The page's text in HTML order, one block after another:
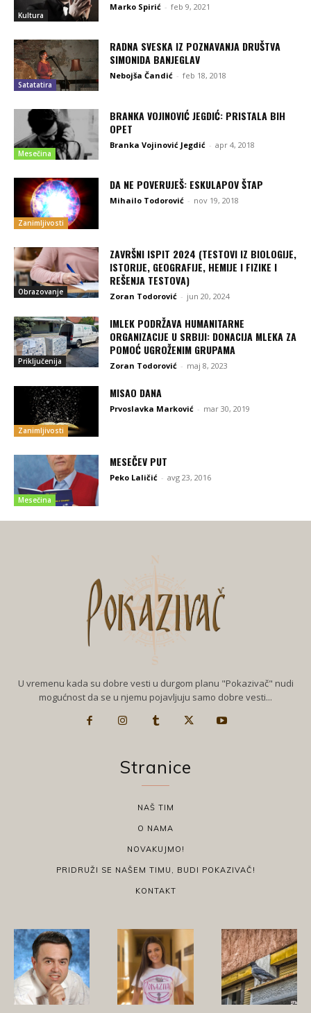
Kultura
Marko Spirić - feb 9, 2021
Satatatira
RADNA SVESKA IZ POZNAVANJA DRUŠTVA
SIMONIDA BANJEGLAV
Nebojša Čandić - feb 18, 2018
Mesečina
BRANKA VOJINOVIĆ JEGDIĆ: PRISTALA BIH
OPET
Branka Vojinović Jegdić - apr 4, 2018
Zanimljivosti
DA NE POVERUJEŠ: ESKULAPOV ŠTAP
Mihailo Todorović - nov 19, 2018
Obrazovanje
ZAVRŠNI ISPIT 2024 (TESTOVI IZ BIOLOGIJE,
ISTORIJE, GEOGRAFIJE, HEMIJE I FIZIKE I
REŠENJA TESTOVA)
Zoran Todorović - jun 20, 2024
Priključenija
IMLEK PODRŽAVA HUMANITARNE
ORGANIZACIJE U SRBIJI: DONACIJA MLEKA ZA
POMOĆ UGROŽENIM GRUPAMA
Zoran Todorović - maj 8, 2023
Zanimljivosti
MISAO DANA
Prvoslavka Marković - mar 30, 2019
Mesečina
MESEČEV PUT
Peko Laličić - avg 23, 2016
U vremenu kada su dobre vesti u durgom planu "Pokazivač" nudi
mogućnost da se u njemu pojavljuju samo dobre vesti...
Stranice
NAŠ TIM
O NAMA
NOVAKUJMO!
PRIDRUŽI SE NAŠEM TIMU, BUDI POKAZIVAČ!
KONTAKT